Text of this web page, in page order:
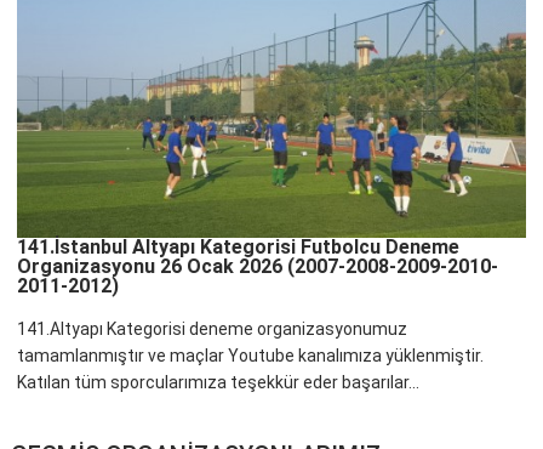
141.İstanbul Altyapı Kategorisi Futbolcu Deneme
Organizasyonu 26 Ocak 2026 (2007-2008-2009-2010-
2011-2012)
141.Altyapı Kategorisi deneme organizasyonumuz
tamamlanmıştır ve maçlar Youtube kanalımıza yüklenmiştir.
Katılan tüm sporcularımıza teşekkür eder başarılar...